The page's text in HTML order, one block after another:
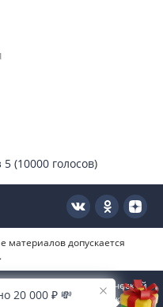
5 (10000 голосов)
материалов допускается
7722445717, юридический
округ Коньково,
20 000 ₽ 💸